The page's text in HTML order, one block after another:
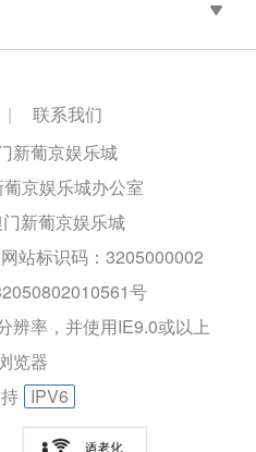
|
联系我们
新葡京娱乐城
京娱乐城办公室
新葡京娱乐城
网站标识码：3205000002
号
辨率，并使用IE9.0或以上
览器
IPV6